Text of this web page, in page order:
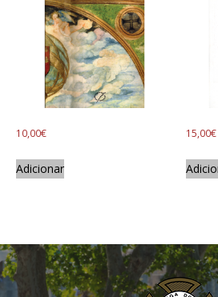
10,00€
Adicionar
15,00€